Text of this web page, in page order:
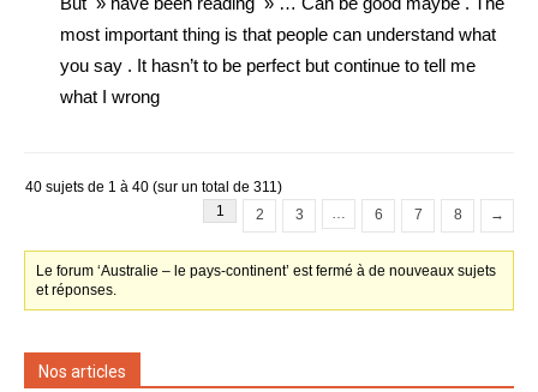
most important thing is that people can understand what
you say . It hasn’t to be perfect but continue to tell me
what I wrong
40 sujets de 1 à 40 (sur un total de 311)
1
2 3 … 6 7 8 →
Le forum ‘Australie – le pays-continent’ est fermé à de nouveaux sujets
et réponses.
Nos articles